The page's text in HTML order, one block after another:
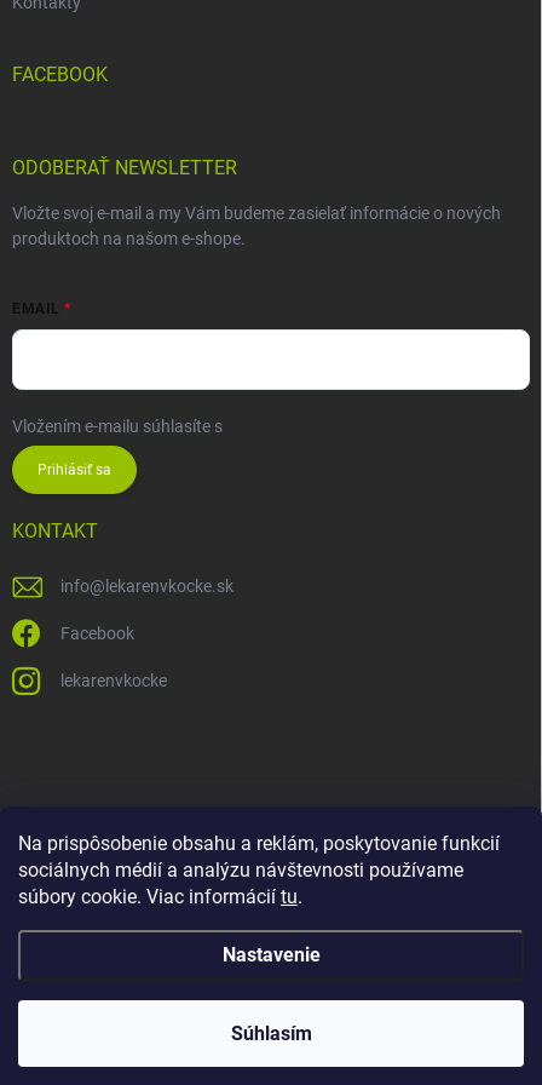
Na prispôsobenie obsahu a reklám, poskytovanie funkcií
sociálnych médií a analýzu návštevnosti používame
súbory cookie. Viac informácií tu.
Nastavenie
Súhlasím
FACEBOOK
ODOBERAŤ NEWSLETTER
Vložte svoj e-mail a my Vám budeme zasielať informácie o nových
produktoch na našom e-shope.
EMAIL
Vložením e-mailu súhlasíte s
Prihlásiť sa
KONTAKT
info@ lekarenvkocke.sk
Facebook
lekarenvkocke
nastavenie cookies